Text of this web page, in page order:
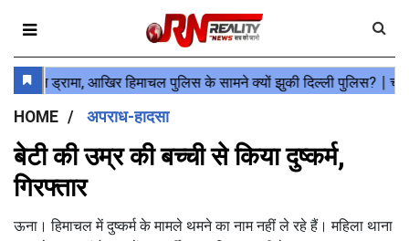
HOME अपराध-हादसा
बेटी की उम्र की बच्ची से किया दुष्कर्म,
गिरफ्तार
ऊना। हिमाचल में दुष्कर्म के मामले थमने का नाम नहीं ले रहे हैं। महिला थाना